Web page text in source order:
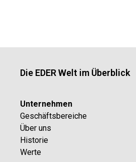
Die EDER Welt im Überblick
Unternehmen
Geschäftsbereiche
Über uns
Historie
Werte